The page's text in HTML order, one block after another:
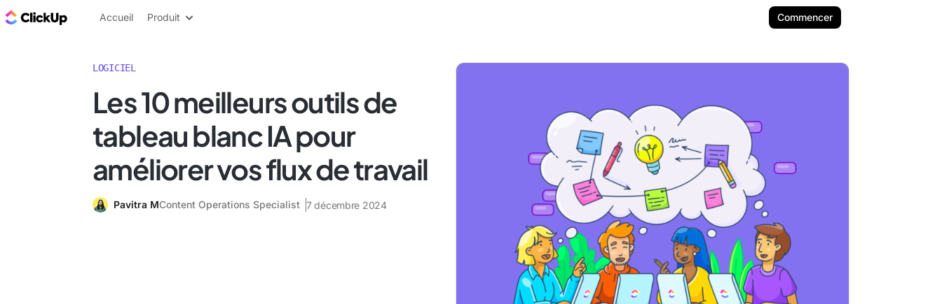
ClickUp Blog
Accueil Produit Commencer
LOGICIEL
Les 10 meilleurs outils de
tableau blanc IA pour
améliorer vos flux de travail
Pavitra MContent Operations Specialist 7 décembre 2024